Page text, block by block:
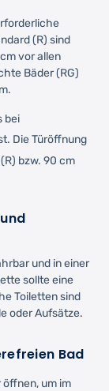
(R) sind
vor allen
Bäder (RG)
bei
Die Türöffnung
bzw. 90 cm
und in einer
sollte eine
Toiletten sind
oder Aufsätze.
Bad
um im